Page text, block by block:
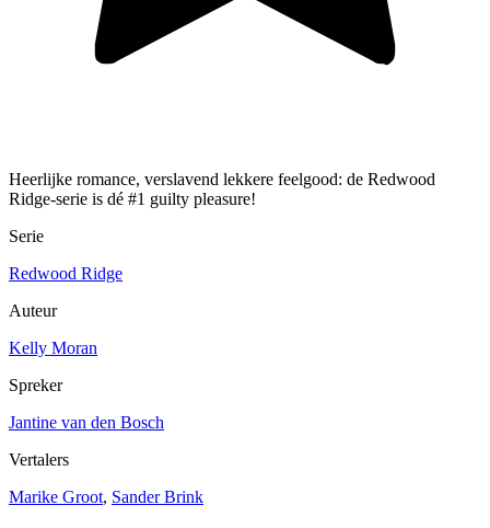
Heerlijke romance, verslavend lekkere feelgood: de Redwood
Ridge-serie is dé #1 guilty pleasure!
Serie
Redwood Ridge
Auteur
Kelly Moran
Spreker
Jantine van den Bosch
Vertalers
Marike Groot, Sander Brink